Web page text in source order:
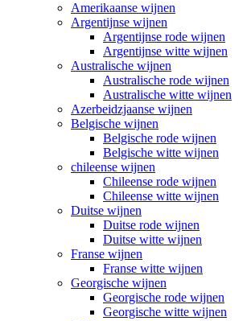
Amerikaanse wijnen
Argentijnse wijnen
Argentijnse rode wijnen
Argentijnse witte wijnen
Australische wijnen
Australische rode wijnen
Australische witte wijnen
Azerbeidzjaanse wijnen
Belgische wijnen
Belgische rode wijnen
Belgische witte wijnen
chileense wijnen
Chileense rode wijnen
Chileense witte wijnen
Duitse wijnen
Duitse rode wijnen
Duitse witte wijnen
Franse wijnen
Franse witte wijnen
Georgische wijnen
Georgische rode wijnen
Georgische witte wijnen